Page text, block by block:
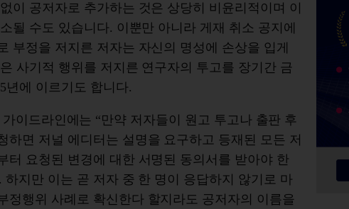
이 공저자로 추가하는 것은 상당히 비윤리적이며 이
될 수도 있습니다. 이뿐만 아니라 게재 취소 공지에
부정을 저지른 저자는 자신의 명성에 손상을 입게
사기적 행위를 저지른 연구자의 투고를 장기간 금
년에 이르기도 합니다.
가이드라인에는 “만약 저자들이 원고 투고나 출판 후
하면 저널 에디터는 설명을 요구하고 등재된 모든 저
터 요청된 변경에 대한 서명된 동의서를 받아야 한
하지만 이는 곧 저자 중 한 명이 응답하지 않기로 마
정행위 사례로 확신한다 할지라도 공저자의 이름을